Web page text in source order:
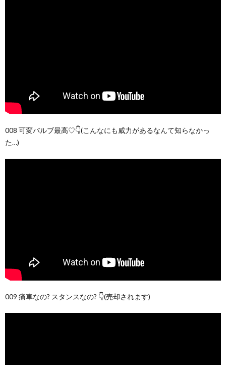
008 可変バルブ最高♡👇(こんなにも威力があるなんて知らなかっ
た…)
009 痛車なの? スタンスなの? 👇(売却されます)